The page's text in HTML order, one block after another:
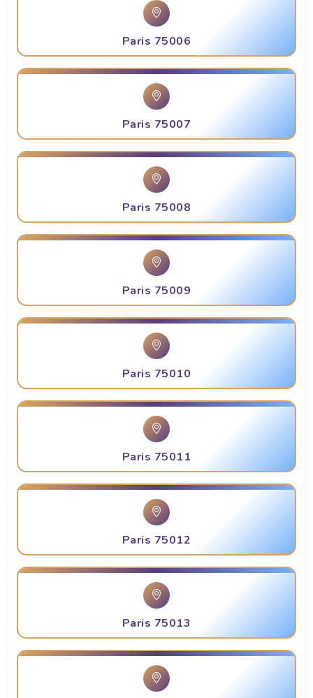
Paris 75006
Paris 75007
Paris 75008
Paris 75009
Paris 75010
Paris 75011
Paris 75012
Paris 75013